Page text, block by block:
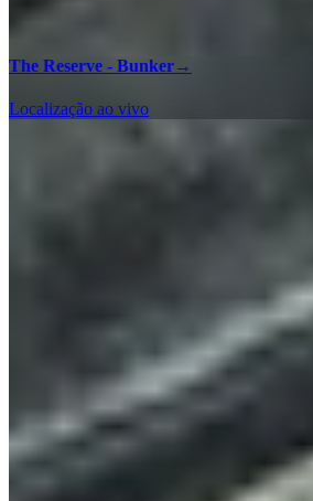
The Reserve - Bunker→
Localização ao vivo